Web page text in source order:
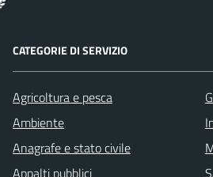
CATEGORIE DI SERVIZIO
Agricoltura e pesca
Ambiente
Anagrafe e stato civile
Appalti pubblici